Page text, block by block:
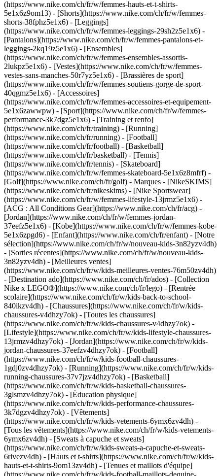
(https://www.nike.com/ch/fr/w/femmes-hauts-et-t-shirts-
5e1x6z9om13) - [Shorts](https://www.nike.com/ch/fr/w/femmes-
shorts-38fphz5e1x6) - [Leggings]
(https://www.nike.com/ch/fr/w/femmes-leggings-29sh2z5e1x6) -
[Pantalons](https://www.nike.com/ch/fr/w/femmes-pantalons-et-
leggings-2kq19z5e1x6) - [Ensembles]
(https://www.nike.com/ch/fr/w/femmes-ensembles-assortis-
2lukpz5e1x6) - [Vestes](https://www.nike.com/ch/fr/w/femmes-
vestes-sans-manches-50r7yz5e1x6) - [Brassières de sport]
(https://www.nike.com/ch/fr/w/femmes-soutiens-gorge-de-sport-
40qgmz5e1x6) - [Accessoires]
(https://www.nike.com/ch/fr/w/femmes-accessoires-et-equipement-
5e1x6zawwpw) - [Sport](https://www.nike.com/ch/fr/w/femmes-
performance-3k7dgz5e1x6) - [Training et renfo]
(https://www.nike.com/ch/fr/training) - [Running]
(https://www.nike.com/ch/fr/running) - [Football]
(https://www.nike.com/ch/fr/football) - [Basketball]
(https://www.nike.com/ch/fr/basketball) - [Tennis]
(https://www.nike.com/ch/fr/tennis) - [Skateboard]
(https://www.nike.com/ch/fr/w/femmes-skateboard-5e1x6z8mfrf) -
[Golf](https://www.nike.com/ch/fr/golf) - Marques - [NikeSKIMS]
(https://www.nike.com/ch/fr/nikeskims) - [Nike Sportswear]
(https://www.nike.com/ch/fr/w/femmes-lifestyle-13jrmz5e1x6) -
[ACG : All Conditions Gear](https://www.nike.com/ch/fr/acg) -
[Jordan](https://www.nike.com/ch/fr/w/femmes-jordan-
37eefz5e1x6) - [Kobe](https://www.nike.com/ch/fr/w/femmes-kobe-
5e1x6zpgd6) - [Enfant](https://www.nike.com/ch/fr/enfant) - [Notre
sélection](https://www.nike.com/ch/fr/w/nouveau-kids-3n82yzv4dh)
- [Sorties récentes](https://www.nike.com/ch/fr/w/nouveau-kids-
3n82yzv4dh) - [Meilleures ventes]
(https://www.nike.com/ch/fr/w/kids-meilleures-ventes-76m50zv4dh)
- [Destination ado](https://www.nike.com/ch/fr/ados) - [Collection
Nike x LEGO®](https://www.nike.com/ch/fr/lego) - [Rentrée
scolaire](https://www.nike.com/ch/fr/w/kids-back-to-school-
840ikzv4dh) - [Chaussures](https://www.nike.com/ch/fr/w/kids-
chaussures-v4dhzy7ok) - [Toutes les chaussures]
(https://www.nike.com/ch/fr/w/kids-chaussures-v4dhzy7ok) -
[Lifestyle](https://www.nike.com/ch/fr/w/kids-lifestyle-chaussures-
13jrmzv4dhzy7ok) - [Jordan](https://www.nike.com/ch/fr/w/kids-
jordan-chaussures-37eefzv4dhzy7ok) - [Football]
(https://www.nike.com/ch/fr/w/kids-football-chaussures-
1gdj0zv4dhzy7ok) - [Running](https://www.nike.com/ch/fr/w/kids-
running-chaussures-37v7jzv4dhzy7ok) - [Basketball]
(https://www.nike.com/ch/fr/w/kids-basketball-chaussures-
3glsmzv4dhzy7ok) - [Éducation physique]
(https://www.nike.com/ch/fr/w/kids-performance-chaussures-
3k7dgzv4dhzy7ok) - [Vêtements]
(https://www.nike.com/ch/fr/w/kids-vetements-6ymx6zv4dh) -
[Tous les vêtements](https://www.nike.com/ch/fr/w/kids-vetements-
6ymx6zv4dh) - [Sweats à capuche et sweats]
(https://www.nike.com/ch/fr/w/kids-sweats-a-capuche-et-sweats-
6rivezv4dh) - [Hauts et t-shirts](https://www.nike.com/ch/fr/w/kids-
hauts-et-t-shirts-9om13zv4dh) - [Tenues et maillots d'équipe]
(https://www.nike.com/ch/fr/w/kids-football-maillots-dequipe-